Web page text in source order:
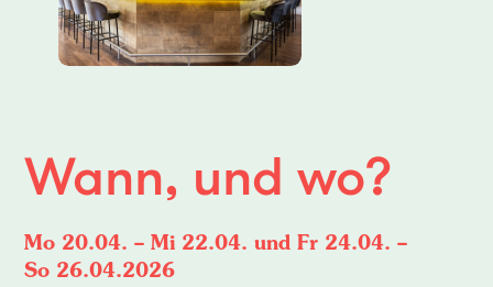
Wann, und wo?
Mo 20.04. – Mi 22.04. und Fr 24.04. –
So 26.04.2026